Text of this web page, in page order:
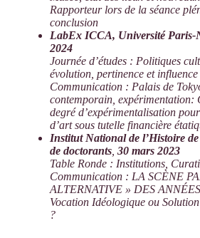
Rapporteur lors de la séance
conclusion
LabEx ICCA, Université Paris-
2024
Journée d’études : Politiques
évolution, pertinence et influence
Communication : Palais de
contemporain, expérimentation:
degréd’expérimentalisation
d’art sous tutelle financière
Institut National de l’Histoire
de doctorants 30 mars 2023
Table Ronde : Institutions,
Communication : LA SCÈNE
ALTERNATIVE » DES
Vocation Idéologique ou
?